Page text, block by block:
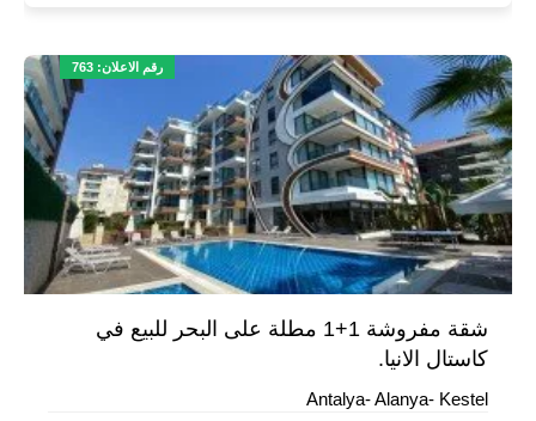
رقم الاعلان: 763
شقة مفروشة 1+1 مطلة على البحر للبيع في
كاستال الانيا.
Antalya- Alanya- Kestel